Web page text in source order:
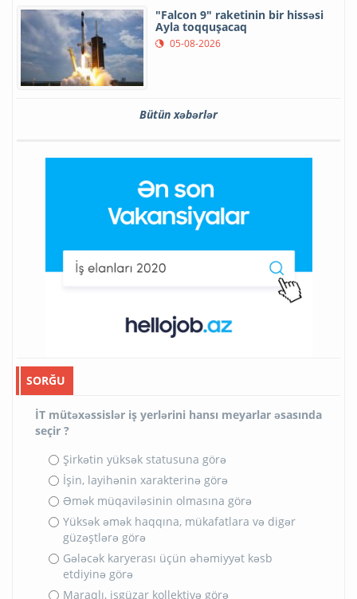
"Falcon 9" raketinin bir hissəsi
Ayla toqquşacaq
05-08-2026
Bütün xəbərlər
SORĞU
İT mütəxəssislər iş yerlərini hansı meyarlar əsasında
seçir ?
Şirkətin yüksək statusuna görə
İşin, layihənin xarakterinə görə
Əmək müqaviləsinin olmasına görə
Yüksək əmək haqqına, mükafatlara və digər
güzəştlərə görə
Gələcək karyerası üçün əhəmiyyət kəsb
etdiyinə görə
Maraqlı, işgüzar kollektivə görə